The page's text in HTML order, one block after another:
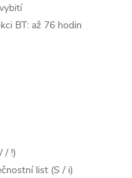
BT: až 76 hodin
/ !)
list (S / i)